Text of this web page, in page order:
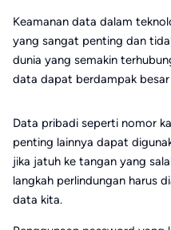
Keamanan data dalam
yang sangat penting dan
dunia yang semakin
data dapat berdampak
Data pribadi seperti nomor
penting lainnya dapat
jika jatuh ke tangan yang
langkah perlindungan harus
data kita.